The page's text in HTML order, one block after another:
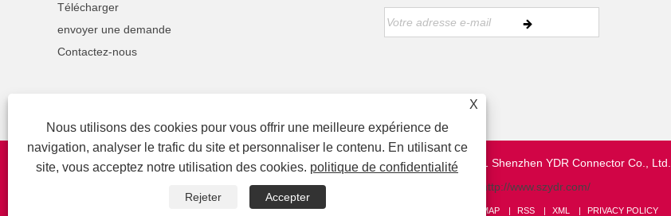
Télécharger
envoyer une demande
Contactez-nous
Copyright © 2021 Shenzhen YDR Connector Co., Ltd.
http://www.szydr.com/
SITEMAP RSS XML PRIVACY POLICY
X
Nous utilisons des cookies pour vous offrir une meilleure expérience de
navigation, analyser le trafic du site et personnaliser le contenu. En utilisant ce
site, vous acceptez notre utilisation des cookies. politique de confidentialité
Rejeter Accepter